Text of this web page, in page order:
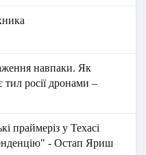
навпаки. Як
тил росії дронами –
праймеріз у Техасі
- Остап Яриш